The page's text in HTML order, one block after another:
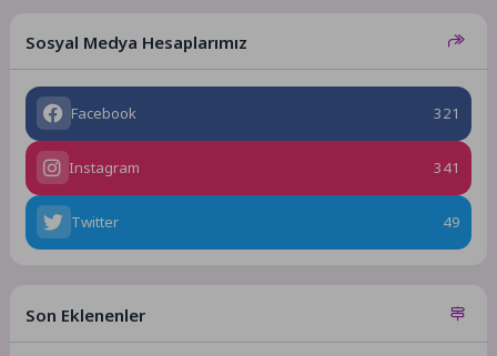
Sosyal Medya Hesaplarımız
Facebook 321
Instagram 341
Twitter 49
Son Eklenenler